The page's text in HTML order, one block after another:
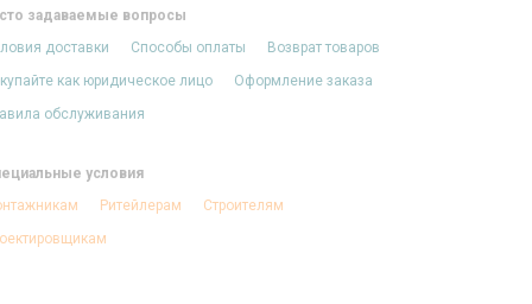
задаваемые вопросы
доставки
Способы оплаты
Возврат товаров
как юридическое лицо
Оформление заказа
обслуживания
условия
Ритейлерам
Строителям